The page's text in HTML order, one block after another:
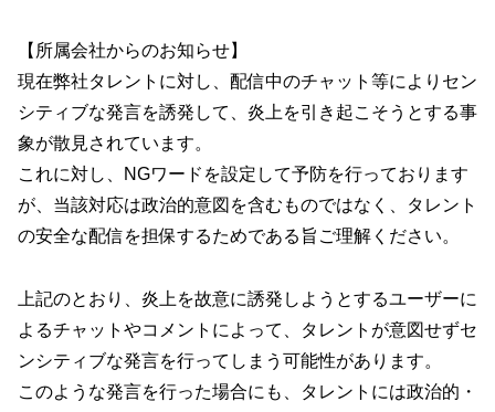
【所属会社からのお知らせ】
現在弊社タレントに対し、配信中のチャット等によりセン
シティブな発言を誘発して、炎上を引き起こそうとする事
象が散見されています。
これに対し、NGワードを設定して予防を行っております
が、当該対応は政治的意図を含むものではなく、タレント
の安全な配信を担保するためである旨ご理解ください。
上記のとおり、炎上を故意に誘発しようとするユーザーに
よるチャットやコメントによって、タレントが意図せずセ
ンシティブな発言を行ってしまう可能性があります。
このような発言を行った場合にも、タレントには政治的・